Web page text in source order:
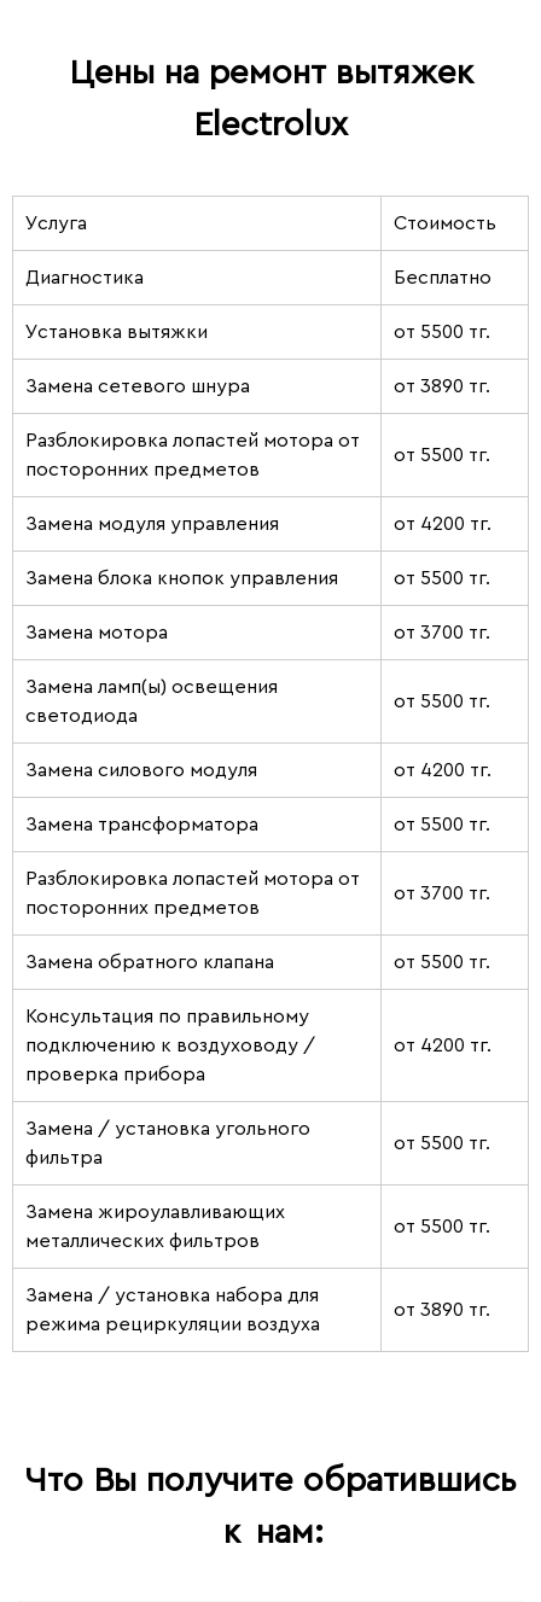
Цены на ремонт вытяжек
Electrolux
Услуга Стоимость
Диагностика Бесплатно
Установка вытяжки от 5500 тг.
Замена сетевого шнура от 3890 тг.
Разблокировка лопастей мотора от
посторонних предметов
от 5500 тг.
Замена модуля управления от 4200 тг.
Замена блока кнопок управления от 5500 тг.
Замена мотора от 3700 тг.
Замена ламп(ы) освещения
светодиода
от 5500 тг.
Замена силового модуля от 4200 тг.
Замена трансформатора от 5500 тг.
Разблокировка лопастей мотора от
посторонних предметов
от 3700 тг.
Замена обратного клапана от 5500 тг.
Консультация по правильному
подключению к воздуховоду /
проверка прибора
от 4200 тг.
Замена / установка угольного
фильтра
от 5500 тг.
Замена жироулавливающих
металлических фильтров
от 5500 тг.
Замена / установка набора для
режима рециркуляции воздуха
от 3890 тг.
Что Вы получите обратившись
к нам: